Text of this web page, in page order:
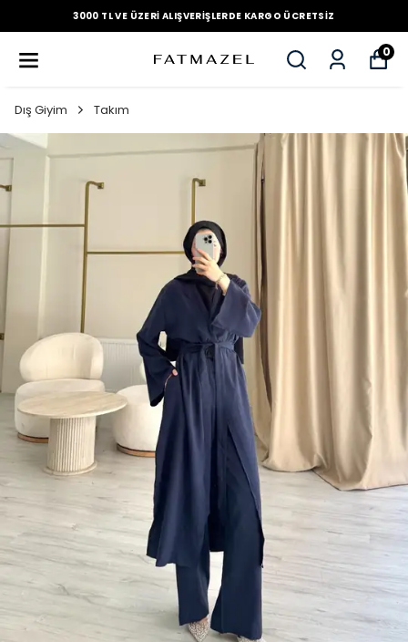
3000 TL VE ÜZERI ALIŞVERIŞLERDE KARGO ÜCRETSIZ
0
Dış Giyim Takım